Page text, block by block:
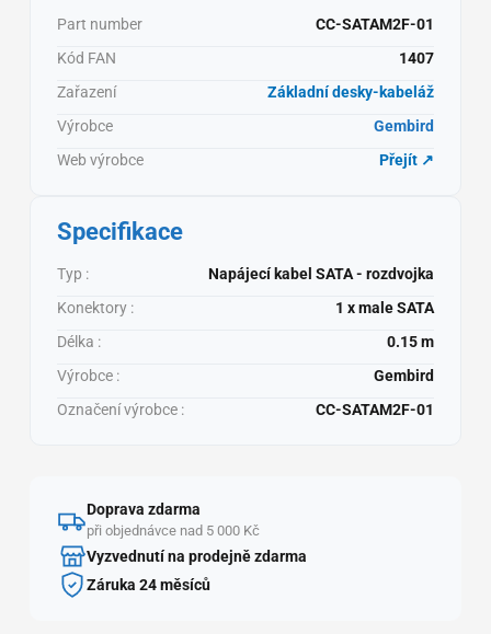
Part number
CC-SATAM2F-01
Kód FAN
1407
Zařazení
Základní desky-kabeláž
Výrobce
Gembird
Web výrobce
Přejít ↗
Specifikace
Typ :
Napájecí kabel SATA - rozdvojka
Konektory :
1 x male SATA
Délka :
0.15 m
Výrobce :
Gembird
Označení výrobce :
CC-SATAM2F-01
Doprava zdarma
při objednávce nad 5 000 Kč
Vyzvednutí na prodejně zdarma
Záruka 24 měsíců